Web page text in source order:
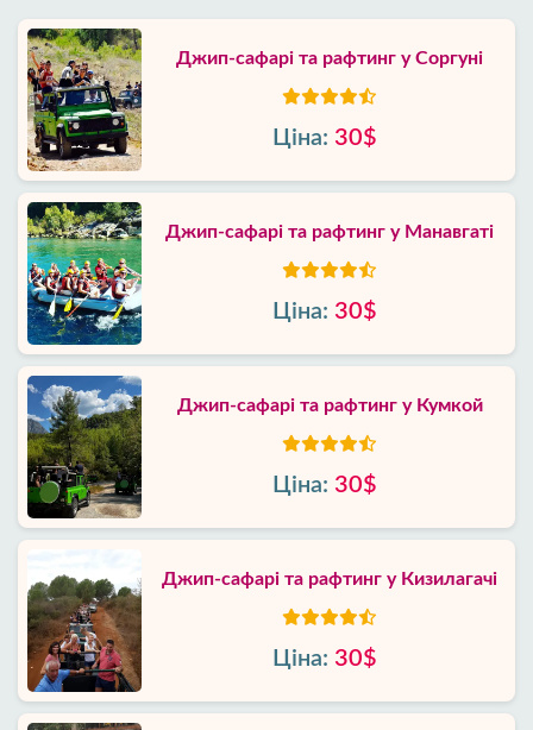
Джип-сафарі та рафтинг у Соргуні
Ціна: 30$
Джип-сафарі та рафтинг у Манавгаті
Ціна: 30$
Джип-сафарі та рафтинг у Кумкой
Ціна: 30$
Джип-сафарі та рафтинг у Кизилагачі
Ціна: 30$